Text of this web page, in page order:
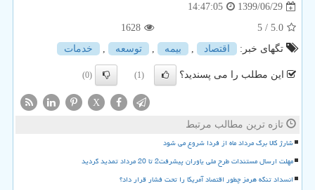
1399/06/29
14:47:05
5.0
/ 5
1628
تگهای خبر:
اقتصاد , بیمه , توسعه , خدمات
این مطلب را می پسندید؟ (1)
(0)
X
تازه ترین مطالب مرتبط
شارژ کالا برگ مرداد ماه از فردا شروع می شود
مهلت ارسال مستندات طرح ملی یاوران پیشرفت2 تا 20 مرداد تمدید گردید
انسداد تنگه هرمز چطور اقتصاد آمریکا را تحت فشار قرار داد؟